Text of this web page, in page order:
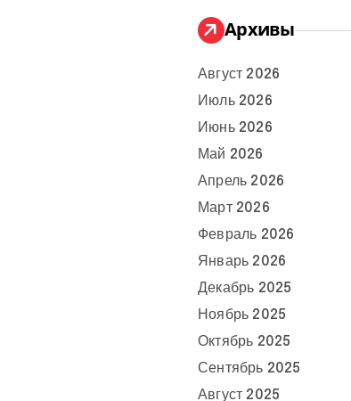
Архивы
Август 2026
Июль 2026
Июнь 2026
Май 2026
Апрель 2026
Март 2026
Февраль 2026
Январь 2026
Декабрь 2025
Ноябрь 2025
Октябрь 2025
Сентябрь 2025
Август 2025